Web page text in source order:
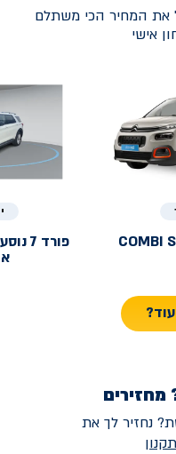
את המחיר הכי משתלם
אישי
COMBI
פורד
נחזיר לך את
ן